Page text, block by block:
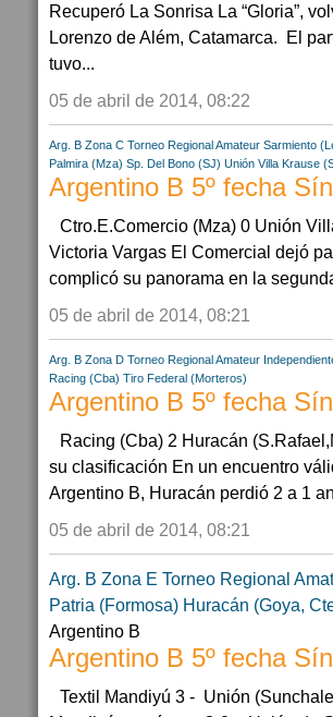
Recuperó La Sonrisa La “Gloria”,
Lorenzo de Além, Catamarca. El
tuvo...
05 de abril de 2014, 08:22
Arg. B Zona C Torneo Regional Amateur Sarmiento
Palmira (Mza) Sp. Del Bono (SJ) Unión Villa Krause
Argentino B 5º fecha
Ctro.E.Comercio (Mza) 0 Unión
Victoria Vargas El Comercial dejó
complicó su panorama en la
05 de abril de 2014, 08:21
Arg. B Zona D Torneo Regional Amateur
Racing (Cba) Tiro Federal (Morteros)
Argentino B 5º fecha
Racing (Cba) 2 Huracán
su clasificación En un encuentro
Argentino B, Huracán perdió 2 a 1
05 de abril de 2014, 08:21
Arg. B Zona E Torneo Regional
Patria (Formosa) Huracán (Goya,
Argentino B
Argentino B 5º fecha
Textil Mandiyú 3 - Unión